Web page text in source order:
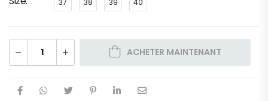
ACHETER MAINTENANT